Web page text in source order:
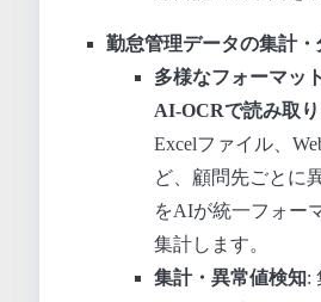
勤怠管理データの集計・
多様なフォーマッ
AI-OCRで読み取り
Excelファイル、
ど、顧問先ごとに
をAIが統一フォー
集計します。
集計・異常値検知: